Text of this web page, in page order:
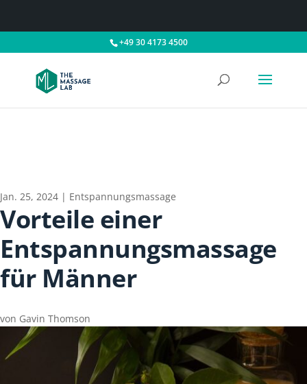
+49 30 4173 4500
Jan. 25, 2024 | Entspannungsmassage
Vorteile einer
Entspannungsmassage
für Männer
von Gavin Thomson